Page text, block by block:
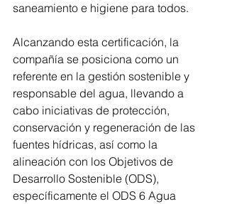
saneamiento e higiene para todos.
Alcanzando esta certificación, la
compañía se posiciona como un
referente en la gestión sostenible y
responsable del agua, llevando a
cabo iniciativas de protección,
conservación y regeneración de las
fuentes hídricas, así como la
alineación con los Objetivos de
Desarrollo Sostenible (ODS),
específicamente el ODS 6 Agua